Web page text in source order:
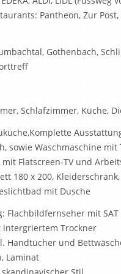
Pantheon, Zur
Gothenbach,
Schlafzimmer, Küche,
sowie Waschmaschine mit
Flatscreen-TV und
180 x 200,
mit Dusche
Flachbildfernseher mit SAT
intergriertem Trockner
Handtücher und
Laminat